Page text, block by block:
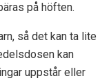
på höften.
så det kan ta lite
kan
uppstår eller